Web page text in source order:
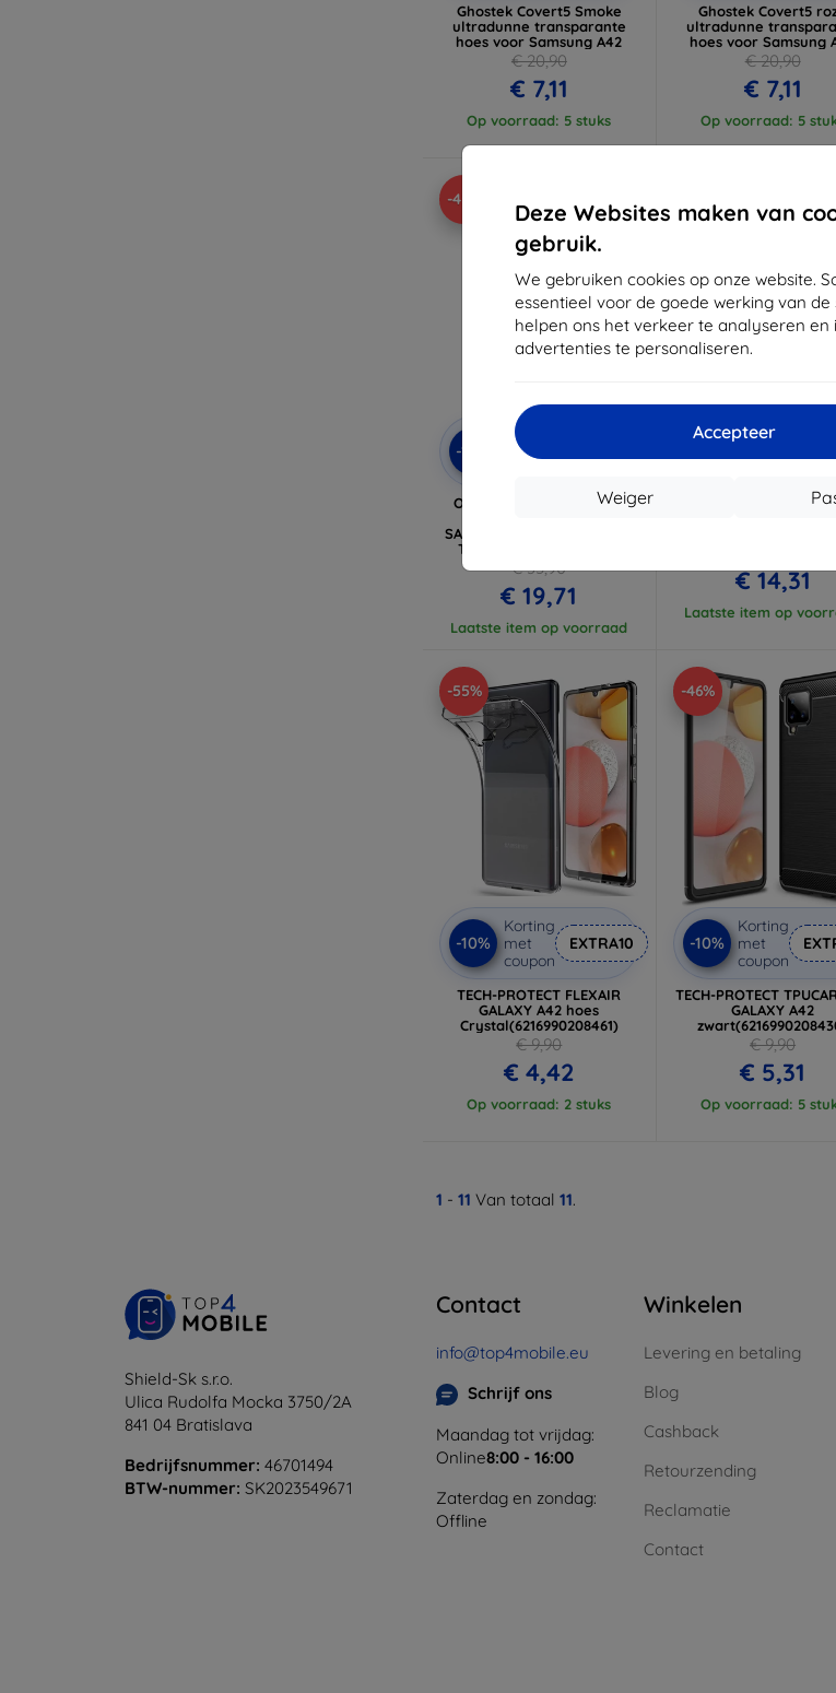
Deze Websites maken van
gebruik.
We gebruiken cookies op onze website.
essentieel voor de goede werking van de
helpen ons het verkeer te analyseren en
advertenties te personaliseren.
Accepteer
Weiger
Ghostek Covert5 Smoke
ultradunne transparante
hoes voor Samsung A42
€ 20,90
€ 7,11
Op voorraad: 5 stuks
Ghostek Covert5
ultradunne
hoes voor Samsung
€ 20,90
€ 7,11
Op voorraad: 5
-45%
-10%
Korting
met
OTTERBOX React hoes +
SAMSUNG GALAXY A42 5G -
Transparant (78-80208)
€ 35,90
€ 19,71
Laatste item op voorraad
Korting
Otterbox React voor
€ 14,31
Laatste item op
-55%
-10%
Korting
met
coupon
EXTRA10
TECH-PROTECT FLEXAIR
GALAXY A42 hoes
Crystal(6216990208461)
€ 9,90
€ 4,42
Op voorraad: 2 stuks
-46%
-10%
Korting
met
coupon
TECH-PROTECT
GALAXY A42
€ 9,90
€ 5,31
Op voorraad: 5
1 - 11 Van totaal 11.
Shield-Sk s.r.o.
Ulica Rudolfa Mocka 3750/2A
841 04 Bratislava
Bedrijfsnummer: 46701494
BTW-nummer: SK2023549671
Contact
info@top4mobile.eu
Schrijf ons
Maandag tot vrijdag:
Online8:00 - 16:00
Zaterdag en zondag:
Offline
Winkelen
Levering en betaling
Blog
Cashback
Retourzending
Reclamatie
Contact